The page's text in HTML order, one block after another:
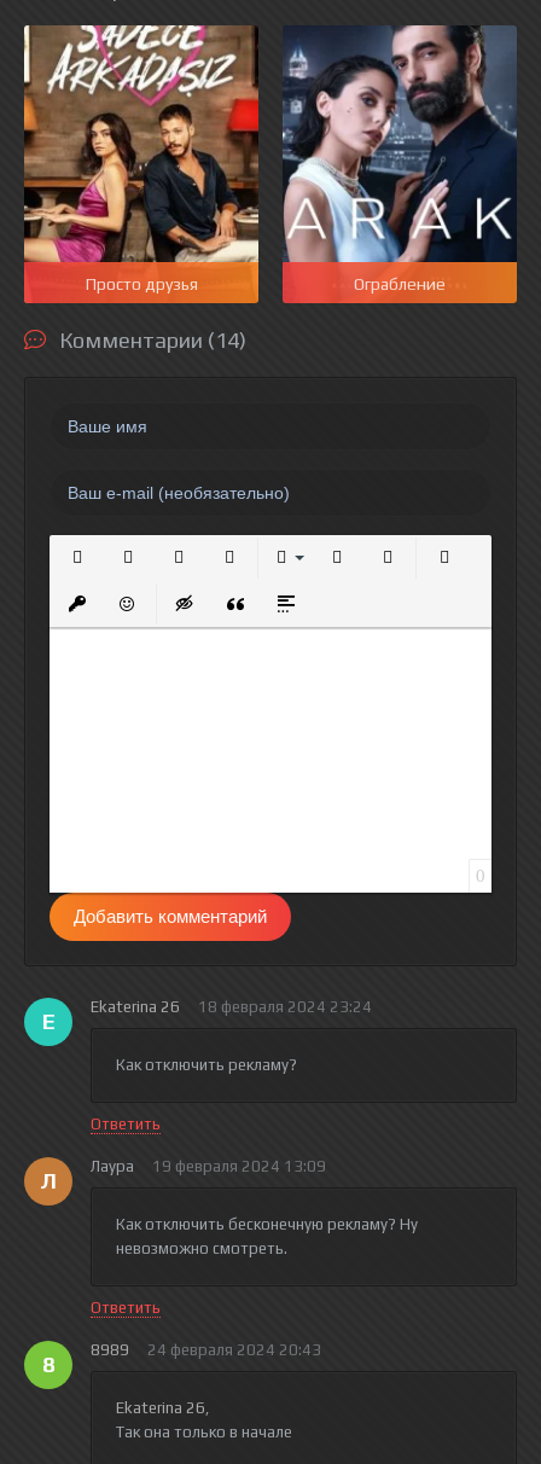
Просто друзья Ограбление
Комментарии (14)
Вставить защищенную ссылку
Вставить смайлик
Вставка скрытого текста
Вставка цитаты
Вставка спойлера
0
Добавить комментарий
E
Ekaterina 26 18 февраля 2024 23:24
Как отключить рекламу?
Ответить
Л
Лаура 19 февраля 2024 13:09
Как отключить бесконечную рекламу? Ну
невозможно смотреть.
Ответить
8
8989 24 февраля 2024 20:43
Ekaterina 26,
Так она только в начале